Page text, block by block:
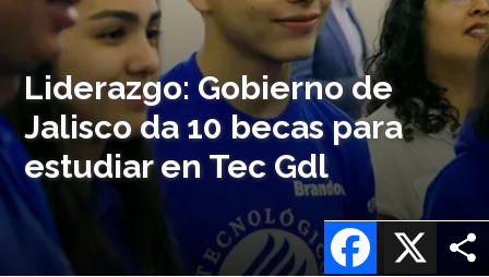
Liderazgo: Gobierno de
Jalisco da 10 becas para
estudiar en Tec Gdl
X
Facebook